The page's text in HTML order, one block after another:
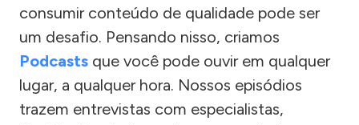
consumir conteúdo de qualidade pode ser
um desafio. Pensando nisso, criamos
Podcasts que você pode ouvir em qualquer
lugar, a qualquer hora. Nossos episódios
trazem entrevistas com especialistas,